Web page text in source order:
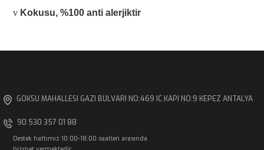
v Kokusu, %100 anti alerjiktir
GOKSU MAHALLESI GAZI BULVARI NO:469 IC KAPI NO:9 KEPEZ ANTALYA
90 530 357 01 88
Destek hattımız 10:00-18:00 saatleri arasında